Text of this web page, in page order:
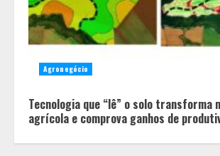
Agronegócio
Tecnologia que “lê” o solo transforma
agrícola e comprova ganhos de